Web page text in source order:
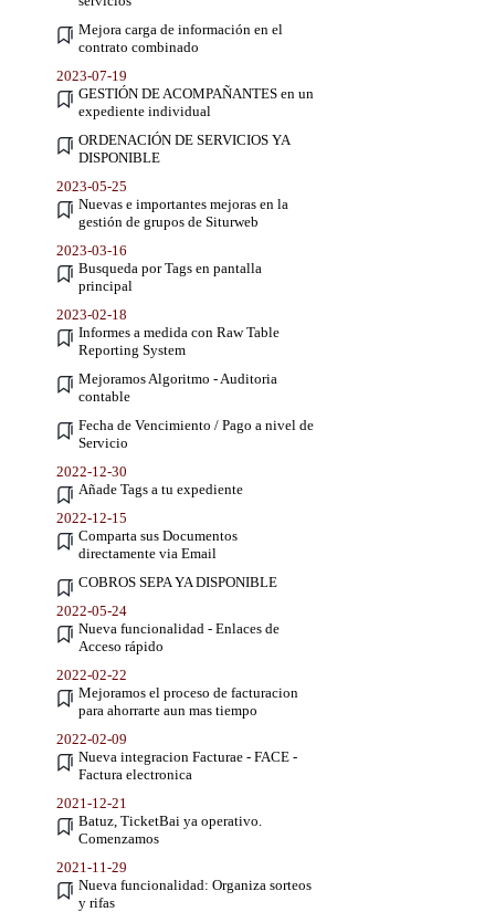
Mejora carga de información en el
contrato combinado
2023-07-19
GESTIÓN DE ACOMPAÑANTES en un
expediente individual
ORDENACIÓN DE SERVICIOS YA
DISPONIBLE
2023-05-25
Nuevas e importantes mejoras en la
gestión de grupos de Siturweb
2023-03-16
Busqueda por Tags en pantalla
principal
2023-02-18
Informes a medida con Raw Table
Reporting System
Mejoramos Algoritmo - Auditoria
contable
Fecha de Vencimiento / Pago a nivel de
Servicio
2022-12-30
Añade Tags a tu expediente
2022-12-15
Comparta sus Documentos
directamente via Email
COBROS SEPA YA DISPONIBLE
2022-05-24
Nueva funcionalidad - Enlaces de
Acceso rápido
2022-02-22
Mejoramos el proceso de facturacion
para ahorrarte aun mas tiempo
2022-02-09
Nueva integracion Facturae - FACE -
Factura electronica
2021-12-21
Batuz, TicketBai ya operativo.
Comenzamos
2021-11-29
Nueva funcionalidad: Organiza sorteos
y rifas